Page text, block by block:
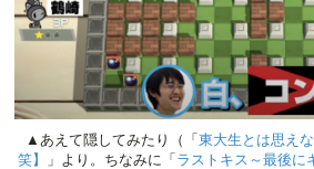
▲あえて隠してみたり（「 東大生とは思え
笑】
」より。ちなみに「 ラストキス～最後に